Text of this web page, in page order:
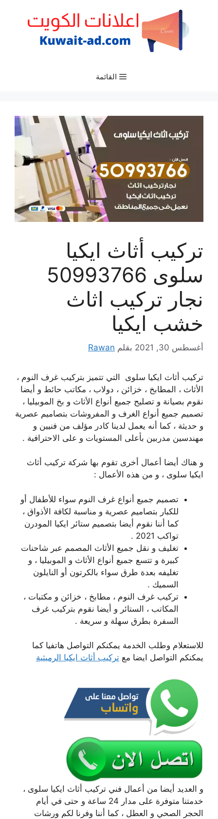
القائمة
تركيب أثاث ايكيا
سلوى 50993766
نجار تركيب اثاث
خشب ايكيا
أغسطس 30, 2021 بقلم Rawan
تركيب أثاث ايكيا سلوى التي تتميز بتركيب غرف النوم ،
الأثاث ، المطابخ ، خزائن ، دولاب ، مكاتب حائط و أيضا
نقوم بصيانة و تصليح جميع أنواع الأثاث و بخ الموبيليا ،
تصميم جميع أنواع الغرف و المفروشات بتصاميم عصرية
و حديثة ، كما أنه يعمل لدينا كادر مؤلف من فنيين و
مهندسين مدربين بأعلى المستويات و على الاحترافية .
و هناك أيضا أعمال أخرى تقوم بها شركة تركيب أثاث
ايكيا سلوى ، و من هذه الأعمال :
تصميم جميع أنواع غرف النوم سواء للأطفال أو
للكبار بتصاميم عصرية و مناسبة لكافة الأذواق ،
كما أننا نقوم أيضا بتصميم ستائر ايكيا المودرن
تواكب 2021 .
تغليف و نقل جميع الأثاث المصمم عبر شاحنات
كبيرة و تتسع جميع أنواع الأثاث و الموبيليا ، و
تغليفه بعدة طرق سواء بالكرتون أو النايلون
السميك .
تركيب غرف النوم ، مطابخ ، خزائن و مكتبات ،
المكاتب ، الستائر و أيضا نقوم بتركيب غرف
السفرة بطرق سهلة و سريعة .
للاستعلام وطلب الخدمة يمكنكم التواصل هاتفيا كما
يمكنكم التواصل ايضا مع تركيب أثاث ايكيا الرميثية
و العديد أيضا من أعمال فني تركيب أثاث ايكيا سلوى ،
خدمتنا متوفرة على مدار 24 ساعة و حتى في أيام
الحجر الصحي و العطل ، كما أننا وفرنا لكم ورشات